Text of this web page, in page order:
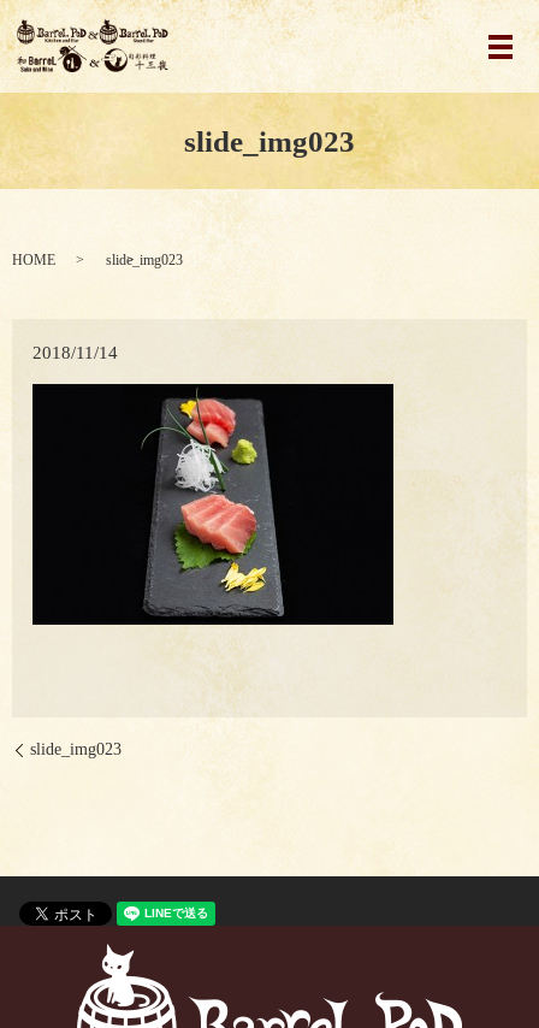
メ
slide_img023
HOME slide_img023
2018/11/14
slide_img023